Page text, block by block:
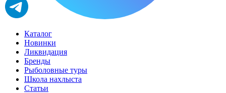
Каталог
Новинки
Ликвидация
Бренды
Рыболовные туры
Школа нахлыста
Статьи